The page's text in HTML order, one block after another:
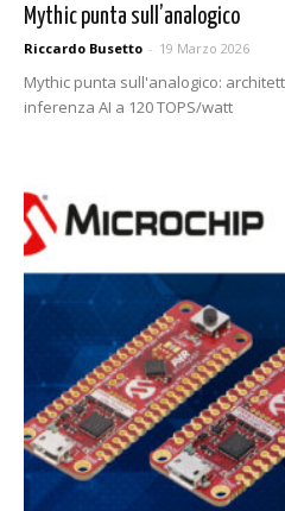
Mythic punta sull’analogico
Riccardo Busetto - 19 Marzo 2026
Mythic punta sull'analogico:
inferenza AI a 120 TOPS/watt